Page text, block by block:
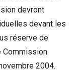
devront
devant les
réserve de
Commission
2004.